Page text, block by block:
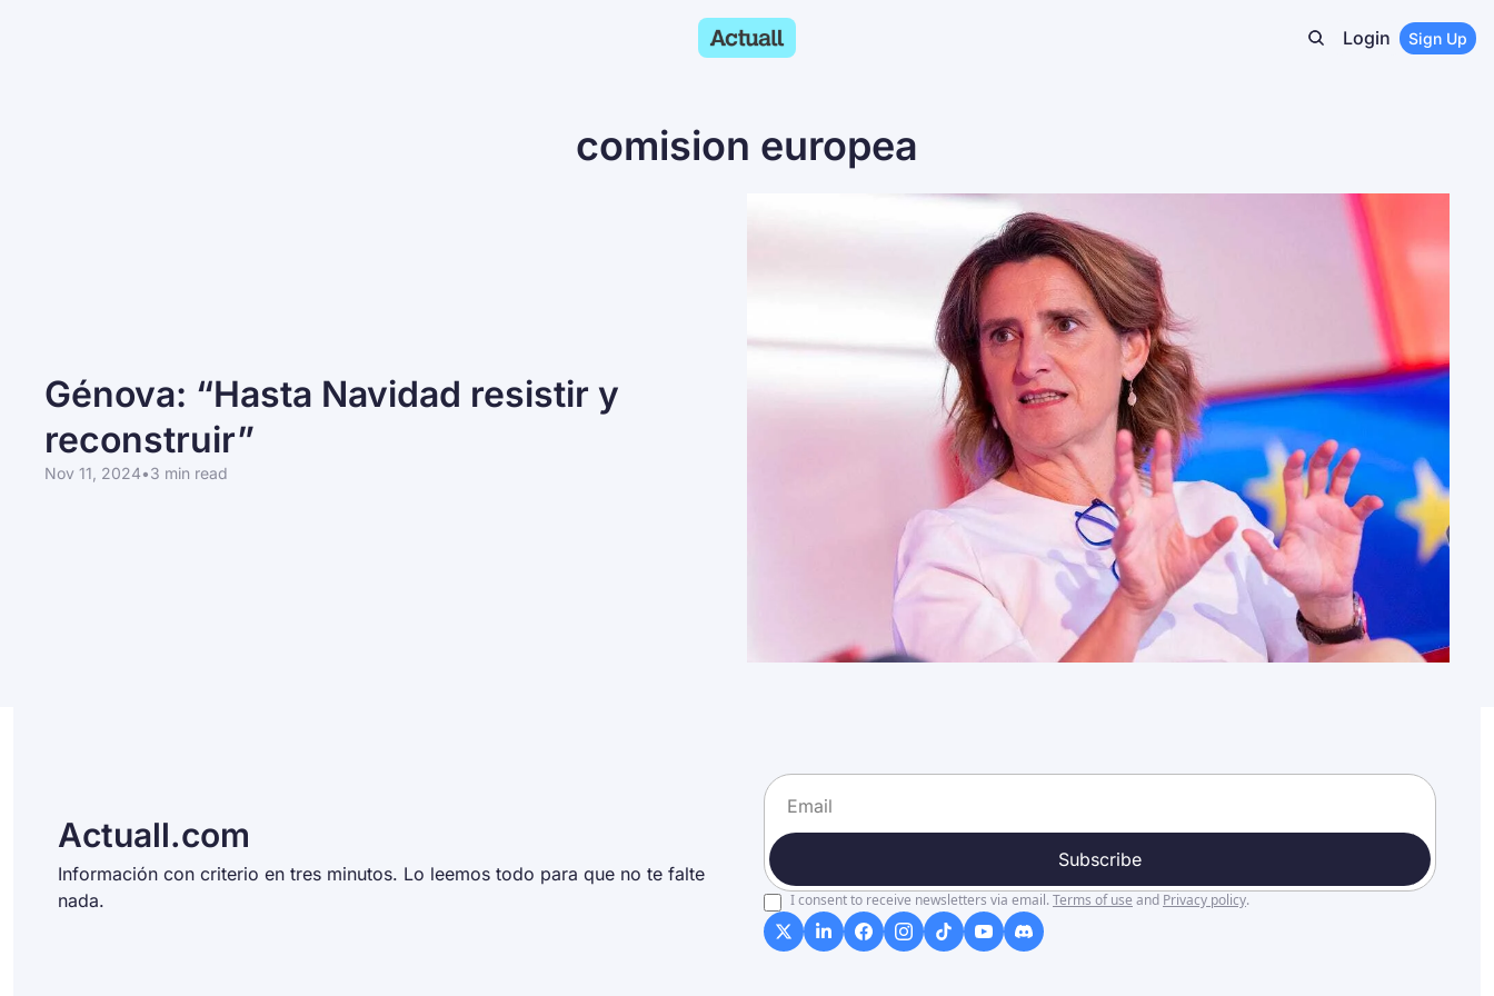
Login Sign Up
comision europea
Génova: “Hasta Navidad resistir y
reconstruir”
Nov 11, 2024•3 min read
Actuall.com
Información con criterio en tres minutos. Lo leemos todo para que no te falte
nada.
Subscribe
I consent to receive newsletters via email.Terms of use and Privacy policy.